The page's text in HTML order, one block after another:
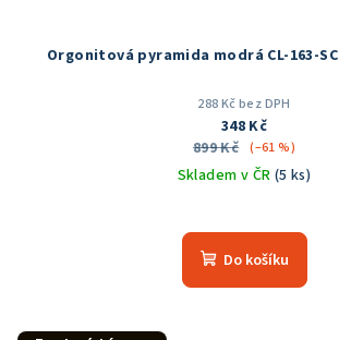
Orgonitová pyramida modrá CL-163-SC
288 Kč bez DPH
348 Kč
899 Kč (–61 %)
Skladem v ČR (5 ks)
hodnocení
produktu
Do košíku